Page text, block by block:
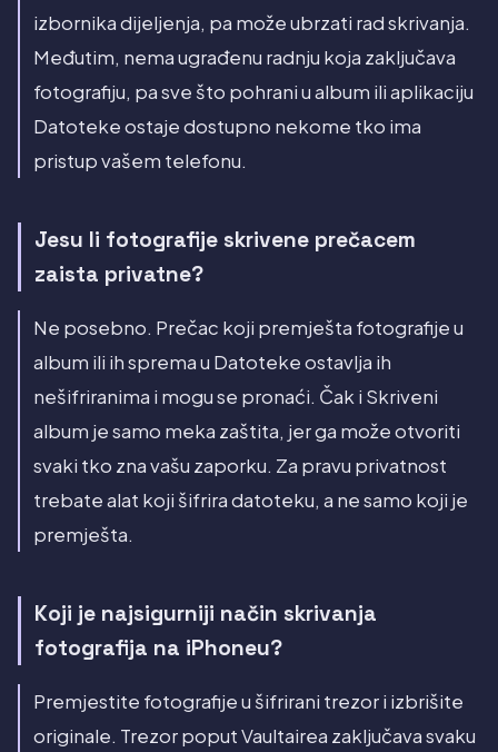
izbornika dijeljenja, pa može ubrzati rad skrivanja.
Međutim, nema ugrađenu radnju koja zaključava
fotografiju, pa sve što pohrani u album ili aplikaciju
Datoteke ostaje dostupno nekome tko ima
pristup vašem telefonu.
Jesu li fotografije skrivene prečacem
zaista privatne?
Ne posebno. Prečac koji premješta fotografije u
album ili ih sprema u Datoteke ostavlja ih
nešifriranima i mogu se pronaći. Čak i Skriveni
album je samo meka zaštita, jer ga može otvoriti
svaki tko zna vašu zaporku. Za pravu privatnost
trebate alat koji šifrira datoteku, a ne samo koji je
premješta.
Koji je najsigurniji način skrivanja
fotografija na iPhoneu?
Premjestite fotografije u šifrirani trezor i izbrišite
originale. Trezor poput Vaultairea zaključava svaku